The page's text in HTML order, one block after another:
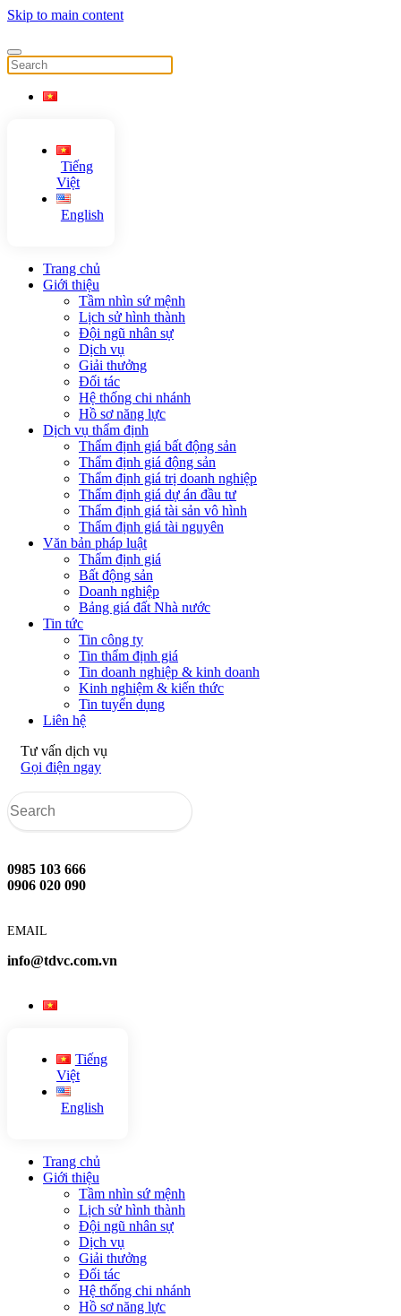
Skip to main content
Tiếng
Việt
English
Trang chủ
Giới thiệu
Tầm nhìn sứ mệnh
Lịch sử hình thành
Đội ngũ nhân sự
Dịch vụ
Giải thưởng
Đối tác
Hệ thống chi nhánh
Hồ sơ năng lực
Dịch vụ thẩm định
Thẩm định giá bất động sản
Thẩm định giá động sản
Thẩm định giá trị doanh nghiệp
Thẩm định giá dự án đầu tư
Thẩm định giá tài sản vô hình
Thẩm định giá tài nguyên
Văn bản pháp luật
Thẩm định giá
Bất động sản
Doanh nghiệp
Bảng giá đất Nhà nước
Tin tức
Tin công ty
Tin thẩm định giá
Tin doanh nghiệp & kinh doanh
Kinh nghiệm & kiến thức
Tin tuyển dụng
Liên hệ
Tư vấn dịch vụ
Gọi điện ngay
0985 103 666
0906 020 090
EMAIL
info@tdvc.com.vn
Tiếng
Việt
English
Trang chủ
Giới thiệu
Tầm nhìn sứ mệnh
Lịch sử hình thành
Đội ngũ nhân sự
Dịch vụ
Giải thưởng
Đối tác
Hệ thống chi nhánh
Hồ sơ năng lực